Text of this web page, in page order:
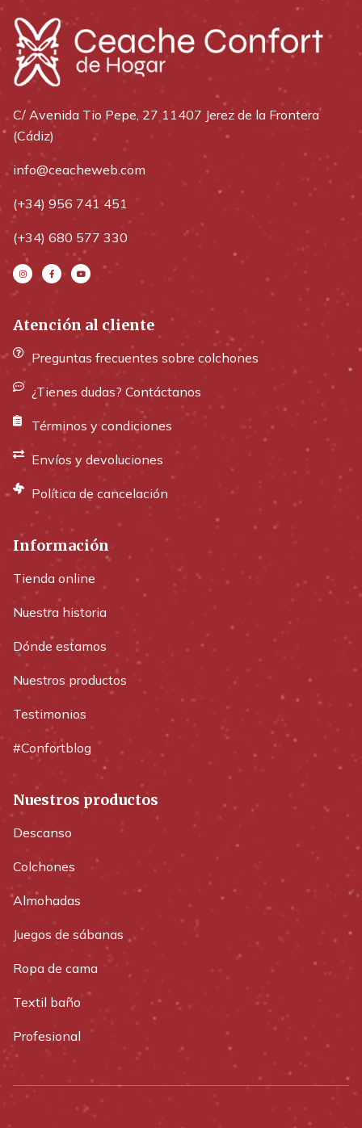
C/ Avenida Tio Pepe, 27 11407 Jerez de la Frontera
(Cádiz)
info@ceacheweb.com
(+34) 956 741 451
(+34) 680 577 330
Atención al cliente
Preguntas frecuentes sobre colchones
¿Tienes dudas? Contáctanos
Términos y condiciones
Envíos y devoluciones
Política de cancelación
Información
Tienda online
Nuestra historia
Dónde estamos
Nuestros productos
Testimonios
#Confortblog
Nuestros productos
Descanso
Colchones
Almohadas
Juegos de sábanas
Ropa de cama
Textil baño
Profesional